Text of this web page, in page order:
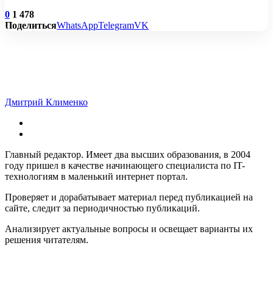
0 1 478
ПоделитьсяWhatsAppTelegramVK
Дмитрий Клименко
Главный редактор. Имеет два высших образования, в 2004
году пришел в качестве начинающего специалиста по IT-
технологиям в маленький интернет портал.
Проверяет и дорабатывает материал перед публикацией на
сайте, следит за периодичностью публикаций.
Анализирует актуальные вопросы и освещает варианты их
решения читателям.